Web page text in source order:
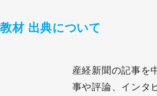
材 出典について
産経新聞の記事を
事や評論、インタ